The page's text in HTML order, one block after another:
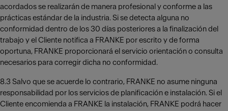
acordados se realizarán de manera profesional y conforme a las
prácticas estándar de la industria. Si se detecta alguna no
conformidad dentro de los 30 días posteriores a la finalización del
trabajo y el Cliente notifica a FRANKE por escrito y de forma
oportuna, FRANKE proporcionará el servicio orientación o consulta
necesarios para corregir dicha no conformidad.
8.3 Salvo que se acuerde lo contrario, FRANKE no asume ninguna
responsabilidad por los servicios de planificación e instalación. Si el
Cliente encomienda a FRANKE la instalación, FRANKE podrá hacer